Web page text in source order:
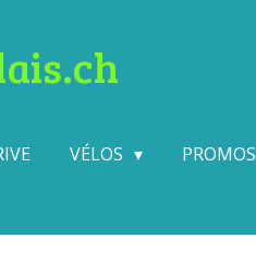
VÉLOS PROMOS